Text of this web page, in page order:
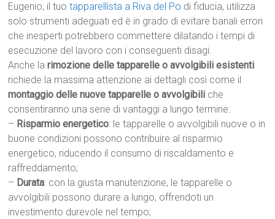
Eugenio, il tuotapparellista a Riva del Po di fiducia, utilizza
solo strumenti adeguati ed è in grado di evitare banali errori
che inesperti potrebbero commettere dilatando i tempi di
esecuzione del lavoro con i conseguenti disagi.
Anche larimozione delle tapparelle o avvolgibili esistenti
richiede la massima attenzione ai dettagli così come il
montaggio delle nuove tapparelle o avvolgibili che
consentiranno una serie di vantaggi a lungo termine:
– Risparmio energetico: le tapparelle o avvolgibili nuove o in
buone condizioni possono contribuire al risparmio
energetico, riducendo il consumo di riscaldamento e
raffreddamento;
– Durata: con la giusta manutenzione, le tapparelle o
avvolgibili possono durare a lungo, offrendoti un
investimento durevole nel tempo;